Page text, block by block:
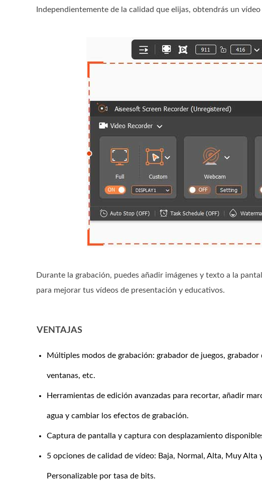
Independientemente de la calidad que elijas, obtendrás un
Durante la grabación, puedes añadir imágenes y texto a la
para mejorar tus vídeos de presentación y educativos.
VENTAJAS
Múltiples modos de grabación: grabador de juegos, grabador
ventanas, etc.
Herramientas de edición avanzadas para recortar, añadir
agua y cambiar los efectos de grabación.
Captura de pantalla y captura con desplazamiento
5 opciones de calidad de vídeo: Baja, Normal, Alta, Muy Alta
Personalizable por tasa de bits.